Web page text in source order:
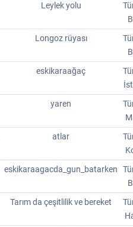
Leylek yolu
Longoz rüyası
eskikaraağaç
yaren
atlar
eskikaraagacda_gun_batarken
Tarım da çeşitlilik ve bereket